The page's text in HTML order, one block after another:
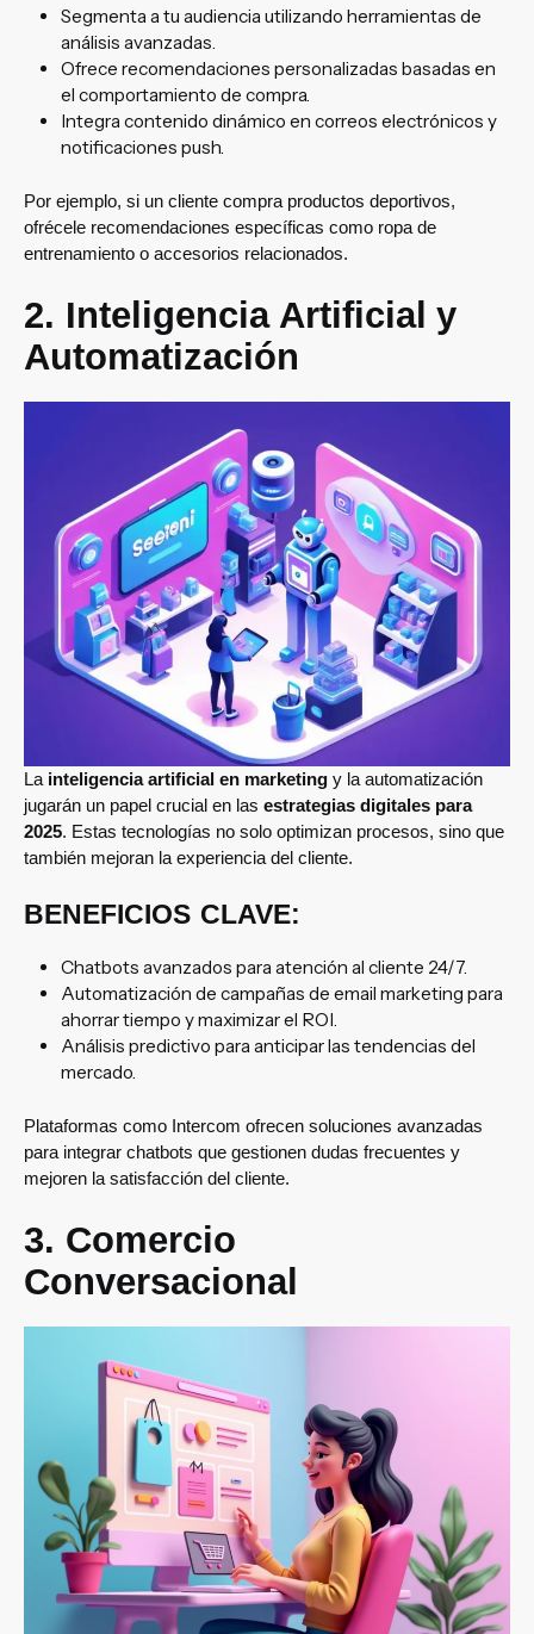
Segmenta a tu audiencia utilizando herramientas de
análisis avanzadas.
Ofrece recomendaciones personalizadas basadas en
el comportamiento de compra.
Integra contenido dinámico en correos electrónicos y
notificaciones push.
Por ejemplo, si un cliente compra productos deportivos,
ofrécele recomendaciones específicas como ropa de
entrenamiento o accesorios relacionados.
2. Inteligencia Artificial y
Automatización
La inteligencia artificial en marketing y la automatización
jugarán un papel crucial en las estrategias digitales para
2025. Estas tecnologías no solo optimizan procesos, sino que
también mejoran la experiencia del cliente.
BENEFICIOS CLAVE:
Chatbots avanzados para atención al cliente 24/7.
Automatización de campañas de email marketing para
ahorrar tiempo y maximizar el ROI.
Análisis predictivo para anticipar las tendencias del
mercado.
Plataformas como Intercom ofrecen soluciones avanzadas
para integrar chatbots que gestionen dudas frecuentes y
mejoren la satisfacción del cliente.
3. Comercio
Conversacional